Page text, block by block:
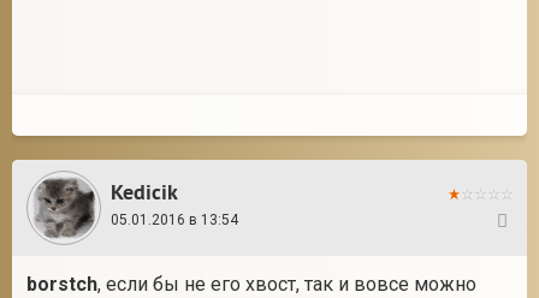
Kedicik
05.01.2016 в 13:54
borstch, если бы не его хвост, так и вовсе можно